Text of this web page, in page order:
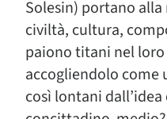
Solesin) portano
civiltà, cultura,
paiono titani nel
accogliendolo
così lontani